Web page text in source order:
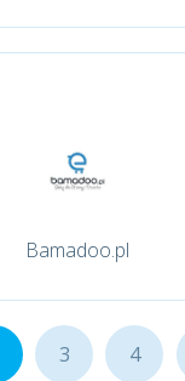
Bamadoo.pl
3 4